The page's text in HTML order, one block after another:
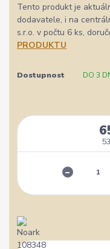
Tento produkt je
dodavatele, i na
s.r.o. v počtu 6 ks,
PRODUKTU
Dostupnost DO 3